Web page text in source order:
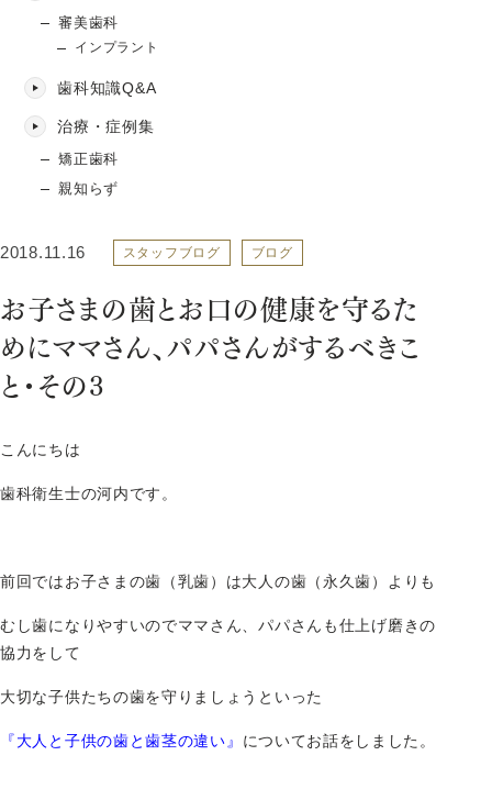
審美歯科
インプラント
歯科知識Q&A
治療・症例集
矯正歯科
親知らず
2018.11.16 スタッフブログ ブログ
お子さまの歯とお口の健康を守るた
めにママさん、パパさんがするべきこ
と・その3
こんにちは
歯科衛生士の河内です。
前回ではお子さまの歯（乳歯）は大人の歯（永久歯）よりも
むし歯になりやすいのでママさん、パパさんも仕上げ磨きの
協力をして
大切な子供たちの歯を守りましょうといった
『大人と子供の歯と歯茎の違い』 についてお話をしました。